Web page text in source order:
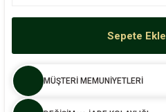
Sepete Ekle
MÜŞTERİ MEMUNİYETLERİ